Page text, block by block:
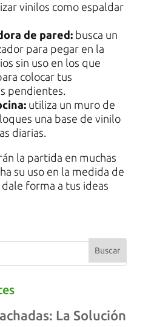
vinilos como espaldar
de pared:busca un
para pegar en la
sin uso en los que
colocar tus
pendientes.
utiliza un muro de
una base de vinilo
diarias.
la partida en muchas
su uso en la medida de
forma a tus ideas
La Solución